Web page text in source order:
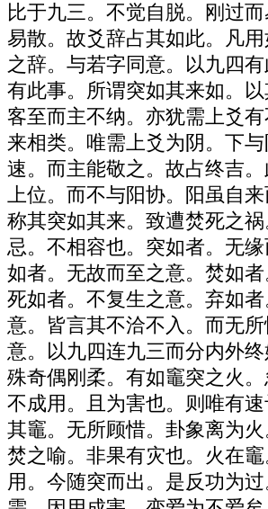
比于九三。不觉自脱。刚过
易散。故爻辞占其如此。凡
之辞。与若字同意。以九四
有此事。所谓突如其来如。以
客至而主不纳。亦犹需上爻
来相类。唯需上爻为阴。下
速。而主能敬之。故占终吉
上位。而不与阳协。阳虽自
称其突如其来。致遭焚死之
忌。不相容也。突如者。无
如者。无故而至之意。焚如者
死如者。不复生之意。弃如
意。皆言其不洽不入。而无
意。以九四连九三而分内外
殊奇偶刚柔。有如竈突之火
不成用。且为害也。则唯有
其竈。无所顾惜。卦象离为
焚之喻。非果有灾也。火在
用。今随突而出。是反功为